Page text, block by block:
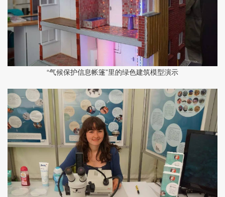
“气候保护信息帐篷”里的绿色建筑模型演示